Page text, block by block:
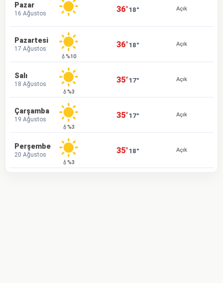
Pazar
16 Ağustos 36°18° Açık
Pazartesi
17 Ağustos
💧%10
36°18° Açık
Salı
18 Ağustos
💧%3
35°17° Açık
Çarşamba
19 Ağustos
💧%3
35°17° Açık
Perşembe
20 Ağustos
💧%3
35°18° Açık